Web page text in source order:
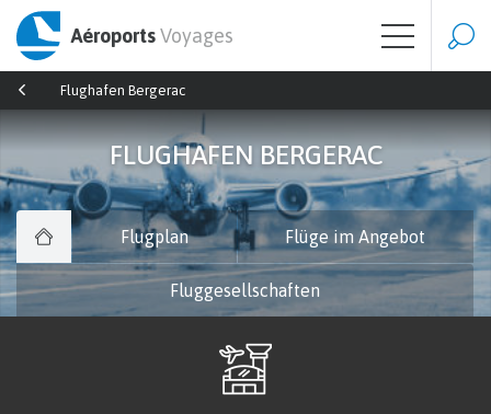
AéroportsVoyages
Flughafen Bergerac
FLUGHAFEN BERGERAC
Flugplan Flüge im Angebot
Fluggesellschaften